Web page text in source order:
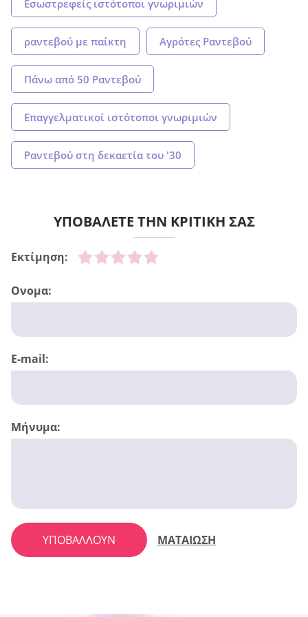
Εσωστρεφείς ιστότοποι γνωριμιών
ραντεβού με παίκτη Αγρότες Ραντεβού
Πάνω από 50 Ραντεβού
Επαγγελματικοί ιστότοποι γνωριμιών
Ραντεβού στη δεκαετία του '30
ΥΠΟΒΑΛΕΤΕ ΤΗΝ ΚΡΙΤΙΚΗ ΣΑΣ
Εκτίμηση:
Ονομα:
E-mail:
Μήνυμα:
ΥΠΟΒΆΛΛΟΥΝ ΜΑΤΑΙΩΣΗ